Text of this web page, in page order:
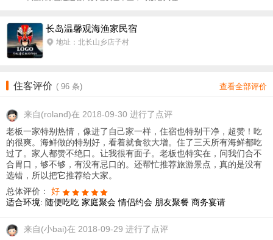
长岛温馨观海渔家民宿
地址：北长山乡店子村
住客评价 ( 96 条) 查看全部评价
来自(roland)在 2018-09-30 进行了点评
老板一家特别热情，像进了自己家一样，住宿也特别干净，超赞！吃
的很爽。海鲜做的特别好，看着就食欲大增。住了三天所有海鲜都吃
过了。家人都赞不绝口。让我很有面子。老板也特实在，问我们合不
合胃口，够不够，有没有忌口的。还帮忙推荐旅游景点，真的是没有
选错，所以把它推荐给大家。
总体评价： 好
适合环境: 随便吃吃 家庭聚会 情侣约会 朋友聚餐 商务宴请
来自(小bai)在 2018-09-29 进行了点评